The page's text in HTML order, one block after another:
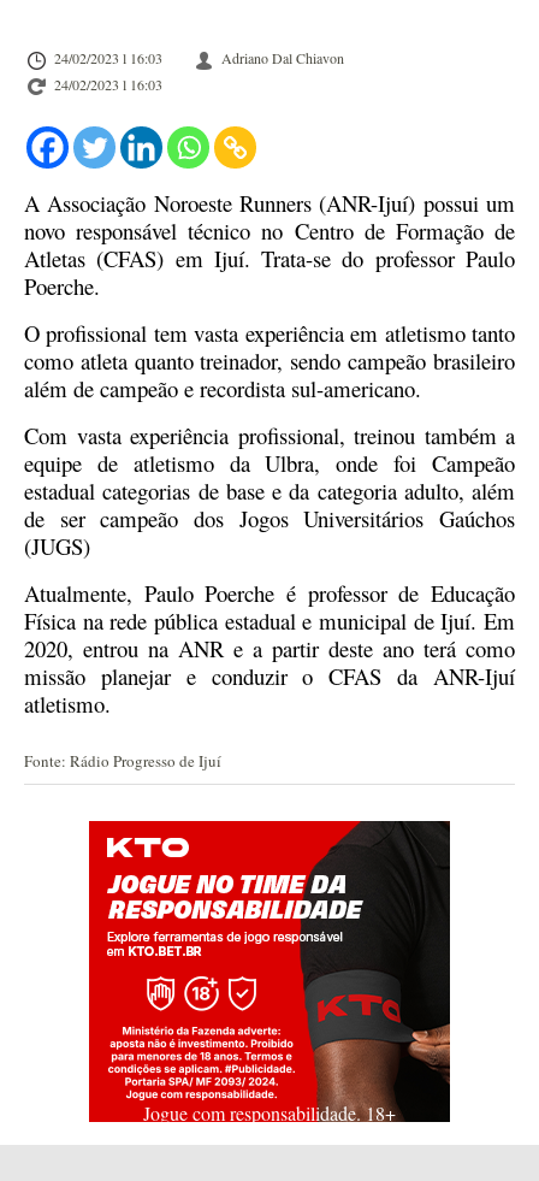
24/02/2023 l 16:03
Adriano Dal Chiavon
24/02/2023 l 16:03
A Associação Noroeste Runners (ANR-Ijuí) possui um
novo responsável técnico no Centro de Formação de
Atletas (CFAS) em Ijuí. Trata-se do professor Paulo
Poerche.
O profissional tem vasta experiência em atletismo tanto
como atleta quanto treinador, sendo campeão brasileiro
além de campeão e recordista sul-americano.
Com vasta experiência profissional, treinou também a
equipe de atletismo da Ulbra, onde foi Campeão
estadual categorias de base e da categoria adulto, além
de ser campeão dos Jogos Universitários Gaúchos
(JUGS)
Atualmente, Paulo Poerche é professor de Educação
Física na rede pública estadual e municipal de Ijuí. Em
2020, entrou na ANR e a partir deste ano terá como
missão planejar e conduzir o CFAS da ANR-Ijuí
atletismo.
Fonte: Rádio Progresso de Ijuí
Jogue com responsabilidade. 18+